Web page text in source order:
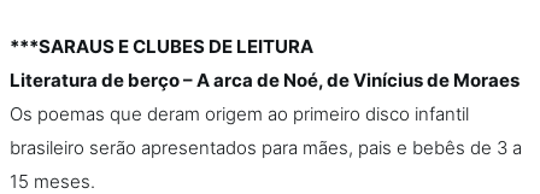
***SARAUS E CLUBES DE LEITURA
Literatura de berço – A arca de Noé, de Vinícius de Moraes
Os poemas que deram origem ao primeiro disco infantil
brasileiro serão apresentados para mães, pais e bebês de 3 a
15 meses.